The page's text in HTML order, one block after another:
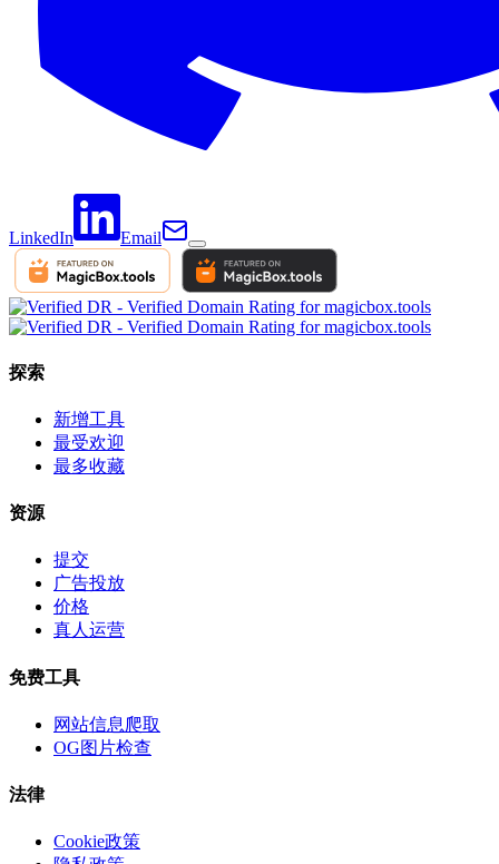
LinkedIn Email
探索
新增工具
最受欢迎
最多收藏
资源
提交
广告投放
价格
真人运营
免费工具
网站信息爬取
OG图片检查
法律
Cookie政策